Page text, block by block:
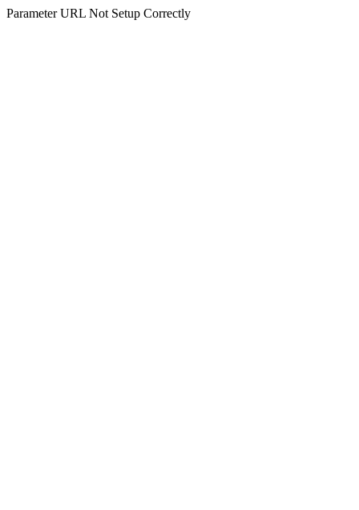
Parameter URL Not Setup Correctly